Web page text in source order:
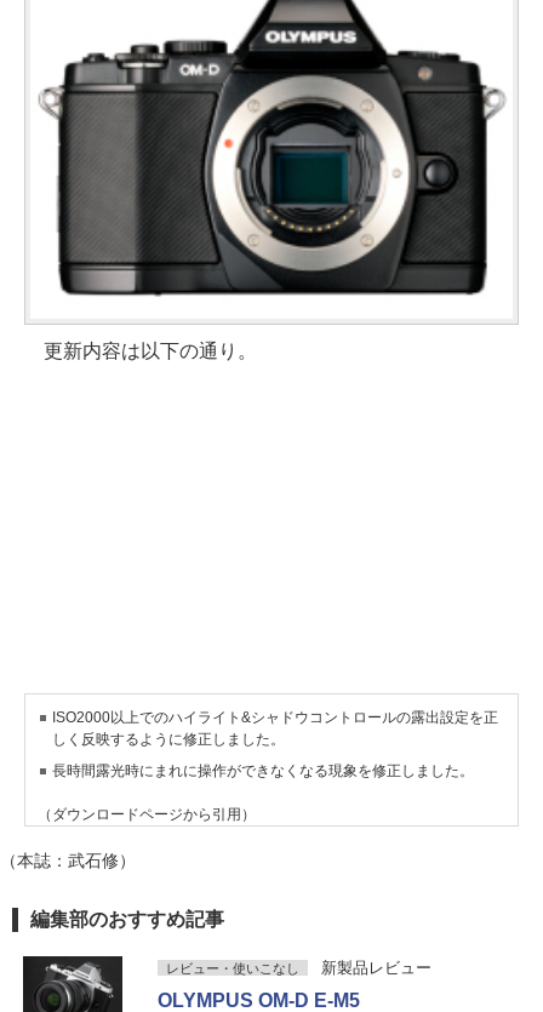
更新内容は以下の通り。
ISO2000以上でのハイライト&シャドウコントロールの露出設定を正
しく反映するように修正しました。
長時間露光時にまれに操作ができなくなる現象を修正しました。
（ダウンロードページから引用）
（本誌：武石修）
編集部のおすすめ記事
レビュー・使いこなし 新製品レビュー
OLYMPUS OM-D E-M5